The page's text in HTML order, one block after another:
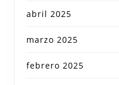
abril 2025
marzo 2025
febrero 2025